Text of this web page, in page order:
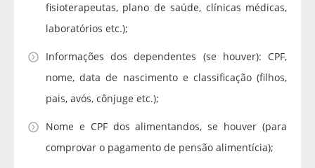
fisioterapeutas, plano de saúde, clínicas médicas,
laboratórios etc.);
Informações dos dependentes (se houver): CPF,
nome, data de nascimento e classificação (filhos,
pais, avós, cônjuge etc.);
Nome e CPF dos alimentandos, se houver (para
comprovar o pagamento de pensão alimentícia);